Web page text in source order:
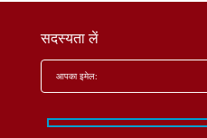
सदस्यता लें